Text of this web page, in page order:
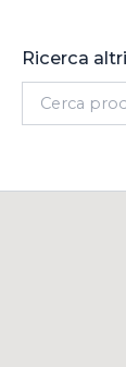
Ricerca